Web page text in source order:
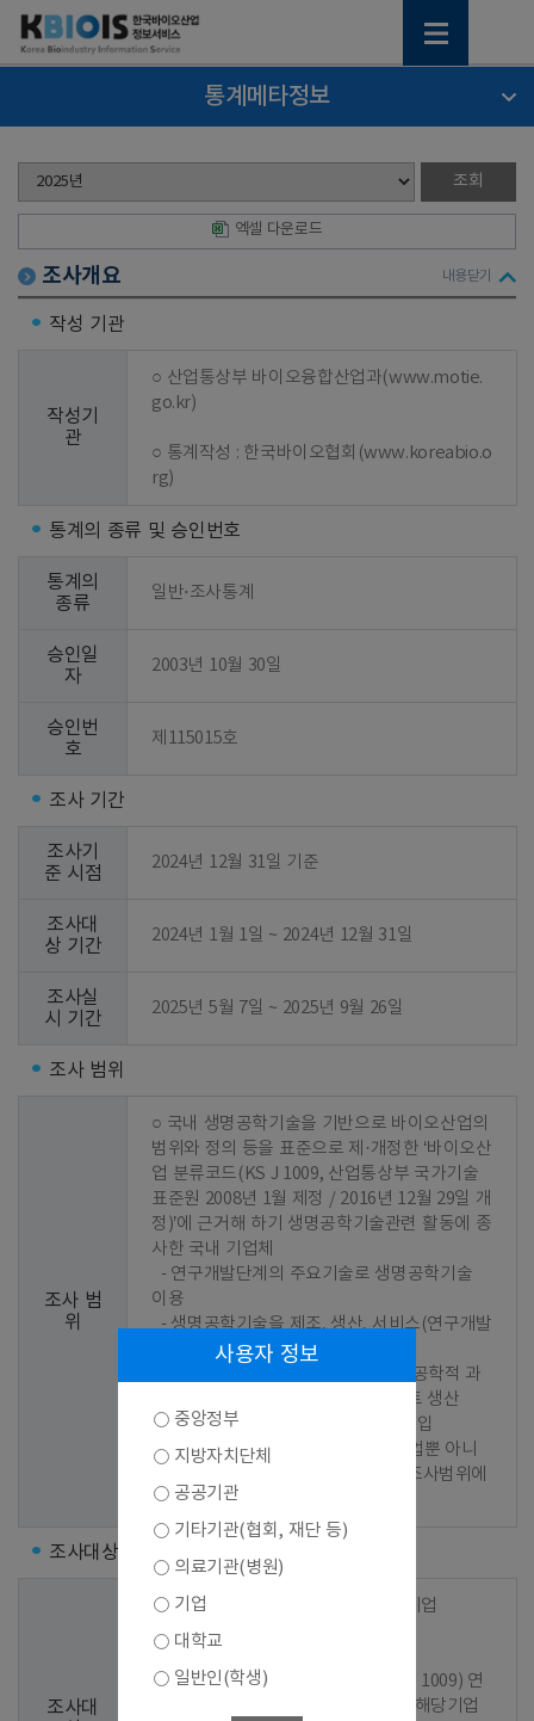
통계메타정보
엑셀 다운로드
조사개요 내용닫기
작성 기관
작성기
관
○ 산업통상부 바이오융합산업과(www.motie.
go.kr)
○ 통계작성 : 한국바이오협회(www.koreabio.o
rg)
통계의 종류 및 승인번호
통계의
종류
일반⋅조사통계
승인일
자
2003년 10월 30일
승인번
호
제115015호
조사 기간
조사기
준 시점
2024년 12월 31일 기준
조사대
상 기간
2024년 1월 1일 ~ 2024년 12월 31일
조사실
시 기간
2025년 5월 7일 ~ 2025년 9월 26일
조사 범위
조사 범
위
○ 국내 생명공학기술을 기반으로 바이오산업의
범위와 정의 등을 표준으로 제·개정한 ‘바이오산
업 분류코드(KS J 1009, 산업통상부 국가기술
표준원 2008년 1월 제정 / 2016년 12월 29일 개
정)’에 근거해 하기 생명공학기술관련 활동에 종
사한 국내 기업체
이용
  - 생명공학기술을 제조, 생산, 서비스(연구개발
서비스 포함)과정에 이용
정에 이용되는 기계, 장비 또는 플랜트 생산
  - 위의 제품을 해당국가에서 직접 수입
※ 위의 활동으로 매출이 발생한 기업뿐 아니
라 연구개발을 추진 중인 기업 역시 조사범위에
포함
조사대상
조사대
○ 1차 선정 : 2023년 기준 조사결과 기업
○ 2차 선정 : 신규기업 발굴
  - 1단계 : 바이오산업 분류코드(KS J 1009) 연
계 한국표준산업분류(KSIC) 지정 및 해당기업
사용자 정보
중앙정부
지방자치단체
공공기관
기타기관(협회, 재단 등)
의료기관(병원)
기업
대학교
일반인(학생)